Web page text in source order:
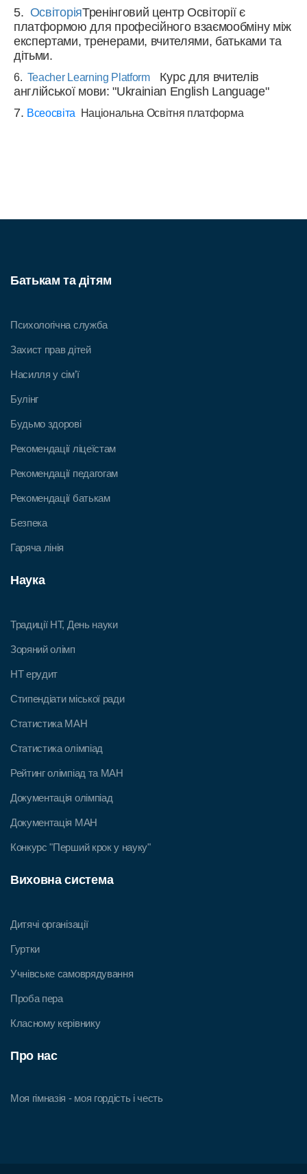
5. ОсвіторіяТренінговий центр Освіторії є
платформою для професійного взаємообміну між
експертами, тренерами, вчителями, батьками та
дітьми.
6. Teacher Learning Platform
Курс для вчителів
англійської мови: "Ukrainian English Language"
7. Всеосвіта Національна Освітня платформа
Батькам та дітям
Психологічна служба
Захист прав дітей
Насилля у сім’ї
Булінг
Будьмо здорові
Рекомендації ліцеїстам
Рекомендації педагогам
Рекомендації батькам
Безпека
Гаряча лінія
Наука
Традиції НТ, День науки
Зоряний олімп
НТ ерудит
Стипендіати міської ради
Статистика МАН
Статистика олімпіад
Рейтинг олімпіад та МАН
Документація олімпіад
Документація МАН
Конкурс "Перший крок у науку"
Виховна система
Дитячі організації
Гуртки
Учнівське самоврядування
Проба пера
Класному керівнику
Про нас
Моя гімназія - моя гордість і честь